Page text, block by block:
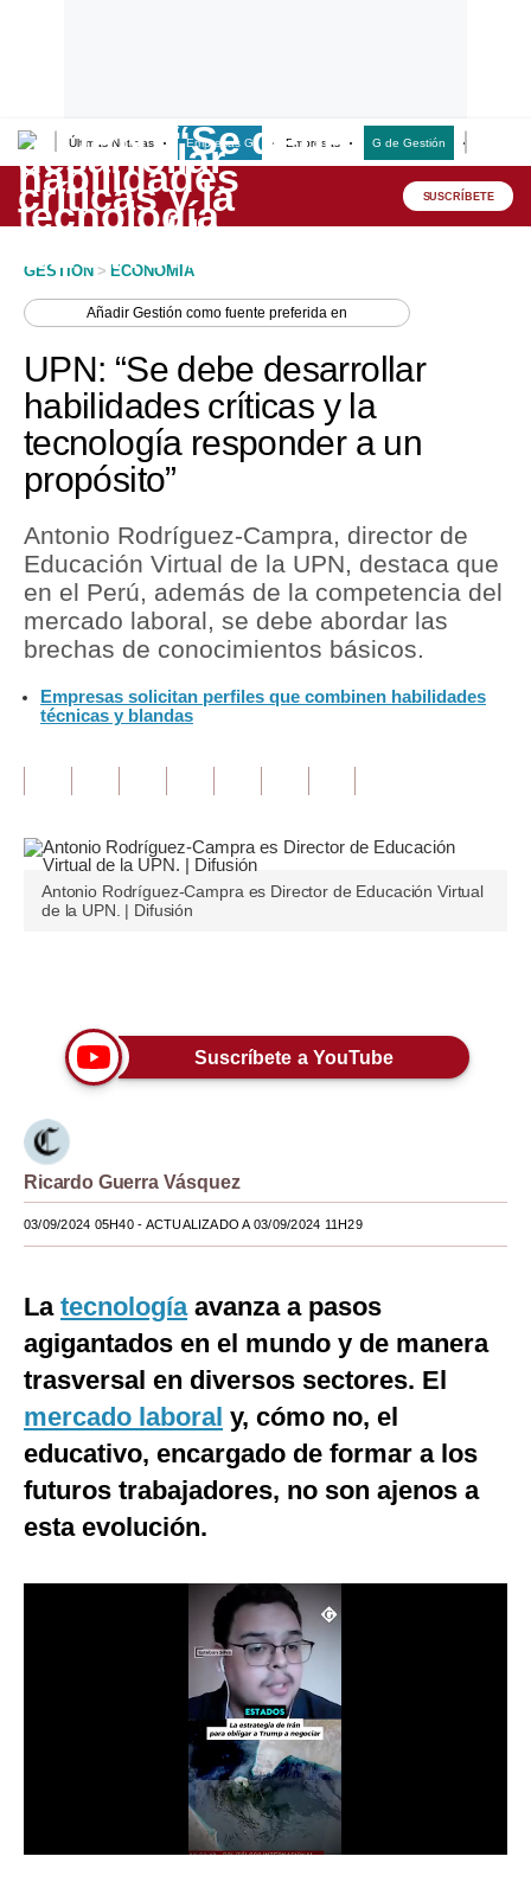
Últimas Noticias Empresas G Empresas G de Gestión
Lo último
Peru Quiosco
Economía
Mercados
Perú
Política
Tu Dinero
Finanzas Personales
Plus G
Opinión
Pregunta de hoy
Blogs
Viajes
Estilos
Mundo
España
Internacional
Tecnología
Mix
SUSCRÍBETE
GESTION > ECONOMIA
AñadirGestión como fuente preferida en
UPN: “Se debe desarrollar
habilidades críticas y la
tecnología responder a un
propósito”
Antonio Rodríguez-Campra, director de
Educación Virtual de la UPN, destaca que
en el Perú, además de la competencia del
mercado laboral, se debe abordar las
brechas de conocimientos básicos.
Empresas solicitan perfiles que combinen habilidades
técnicas y blandas
Antonio Rodríguez-Campra es Director de Educación Virtual
de la UPN. | Difusión
Suscríbete a YouTube
Ricardo Guerra Vásquez
03/09/2024 05H40- ACTUALIZADO A 03/09/2024 11H29
La tecnologíaavanza a pasos
agigantados en el mundo y de manera
trasversal en diversos sectores. El
mercado laboral y, cómo no, el
educativo, encargado de formar a los
futuros trabajadores, no son ajenos a
esta evolución.